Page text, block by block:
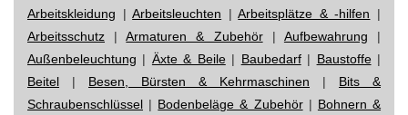
Arbeitskleidung |Arbeitsleuchten |Arbeitsplätze & -hilfen |
Arbeitsschutz |Armaturen & Zubehör| Aufbewahrung |
Außenbeleuchtung | Äxte & Beile| Baubedarf| Baustoffe|
Beitel | Besen, Bürsten & Kehrmaschinen | Bits &
Schraubenschlüssel | Bodenbeläge & Zubehör| Bohnern &